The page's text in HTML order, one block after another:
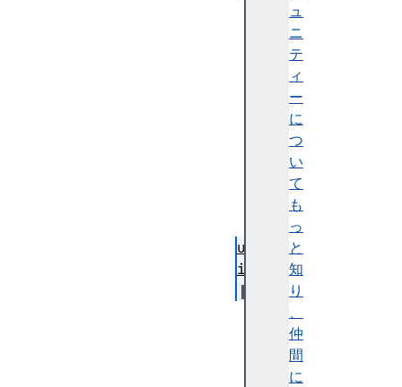
ュ
ニ
テ
ィ
ー
に
つ
い
て
も
っ
と
知
り
、
仲
間
に
uu
id